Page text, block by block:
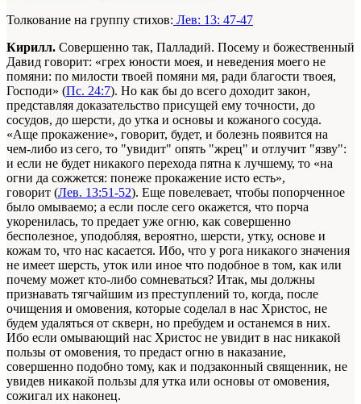
Толкование на группу стихов: Лев: 13: 47-47
Кирилл. Совершенно так, Палладий. Посему и божественный
Давид говорит: «грех юности моея, и неведения моего не
помяни: по милости твоей помяни мя, ради благости твоея,
Господи» (Пс. 24:7). Но как бы до всего доходит закон,
представляя доказательство присущей ему точности, до
сосудов, до шерсти, до утка и основы и кожаного сосуда.
«Аще прокажение», говорит, будет, и болезнь появится на
чем-либо из сего, то "увидит" опять "жрец" и отлучит "язву":
и если не будет никакого перехода пятна к лучшему, то «на
огни да сожжется: понеже прокажение исто есть»,
говорит (Лев. 13:51-52). Еще повелевает, чтобы попорченное
было омываемо; а если после сего окажется, что порча
укоренилась, то предает уже огню, как совершенно
бесполезное, уподобляя, вероятно, шерсти, утку, основе и
кожам то, что нас касается. Ибо, что у рога никакого значения
не имеет шерсть, уток или иное что подобное в том, как или
почему может кто-либо сомневаться? Итак, мы должны
признавать тягчайшим из преступлений то, когда, после
очищения и омовения, которые соделал в нас Христос, не
будем удаляться от скверн, но пребудем и останемся в них.
Ибо если омывающий нас Христос не увидит в нас никакой
пользы от омовения, то предаст огню в наказание,
совершенно подобно тому, как и подзаконный священник, не
увидев никакой пользы для утка или основы от омовения,
сожигал их наконец.